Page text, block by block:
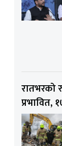
रातभरको
प्रभावित,